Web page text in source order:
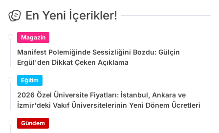
En Yeni İçerikler!
Magazin
Manifest Polemiğinde Sessizliğini Bozdu: Gülçin
Ergül'den Dikkat Çeken Açıklama
Eğitim
2026 Özel Üniversite Fiyatları: İstanbul, Ankara ve
İzmir'deki Vakıf Üniversitelerinin Yeni Dönem Ücretleri
Gündem